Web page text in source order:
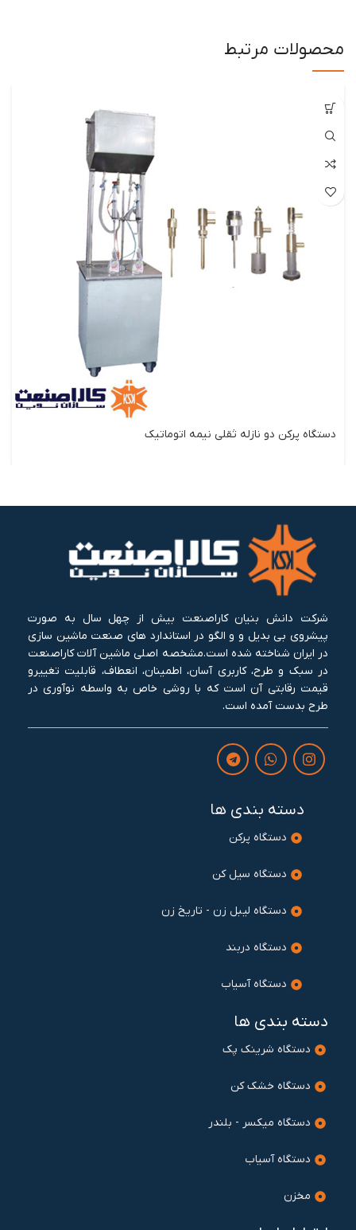
محصولات مرتبط
دستگاه پرکن دو نازله ثقلی نیمه اتوماتیک
شرکت دانش بنیان کاراصنعت بیش از چهل سال به صورت
پیشروی بی بدیل و و الگو در استاندارد های صنعت ماشین سازی
در ایران شناخته شده است.مشخصه اصلی ماشین آلات کاراصنعت
در سبک و طرح، کاربری آسان، اطمینان، انعطاف، قابلیت تغییرو
قیمت رقابتی آن است که با روشی خاص به واسطه نوآوری در
طرح بدست آمده است.
دسته بندی ها
دستگاه پرکن
دستگاه سیل کن
دستگاه لیبل زن - تاریخ زن
دستگاه دربند
دستگاه آسیاب
دسته بندی ها
دستگاه شرینک پک
دستگاه خشک کن
دستگاه میکسر - بلندر
دستگاه آسیاب
مخزن